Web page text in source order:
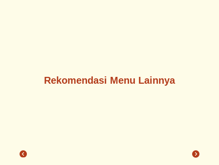
Rekomendasi Menu Lainnya